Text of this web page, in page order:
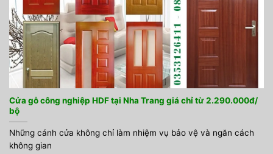
Cửa gỗ công nghiệp HDF tại Nha Trang giá chỉ từ 2.290.000đ/
bộ
Những cánh cửa không chỉ làm nhiệm vụ bảo vệ và ngăn cách
không gian